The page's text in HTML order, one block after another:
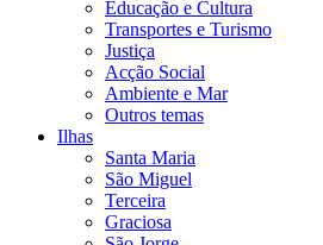
Educação e Cultura
Transportes e Turismo
Justiça
Acção Social
Ambiente e Mar
Outros temas
Ilhas
Santa Maria
São Miguel
Terceira
Graciosa